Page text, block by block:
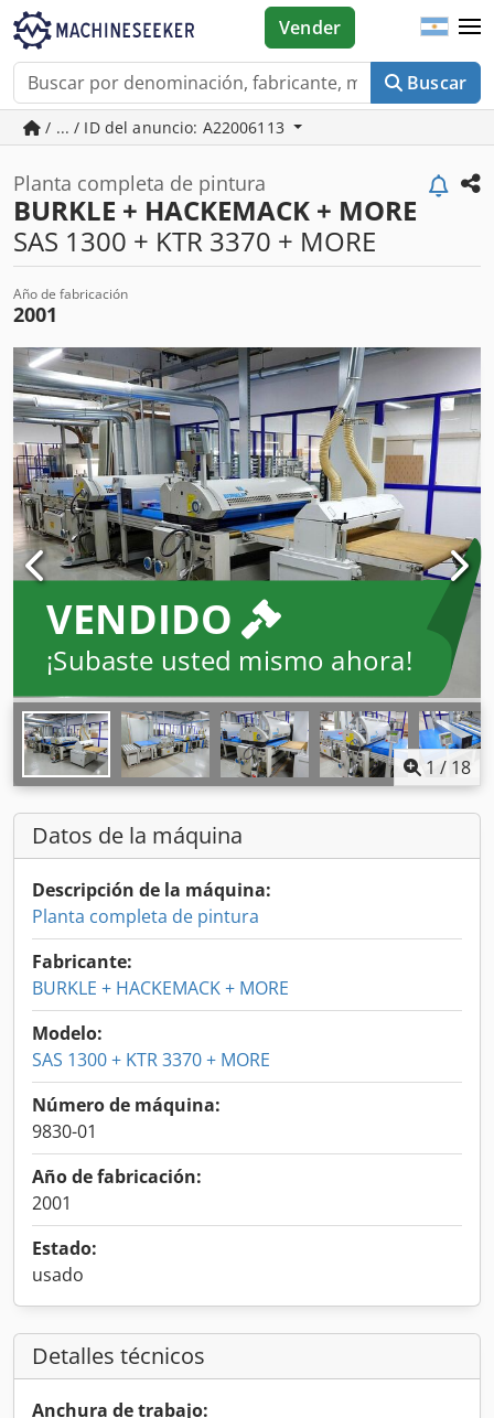
Buscar
Vender
/ ... / ID del anuncio: A22006113
Planta completa de pintura
BURKLE + HACKEMACK + MORE
SAS 1300 + KTR 3370 + MORE
Año de fabricación
2001
VENDIDO
¡Subaste usted mismo ahora!
1 / 18
Datos de la máquina
Descripción de la máquina:
Planta completa de pintura
Fabricante:
BURKLE + HACKEMACK + MORE
Modelo:
SAS 1300 + KTR 3370 + MORE
Número de máquina:
9830-01
Año de fabricación:
2001
Estado:
usado
Detalles técnicos
Anchura de trabajo: